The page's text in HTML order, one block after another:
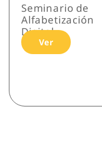
Seminario de
Alfabetización
Digital
Ver